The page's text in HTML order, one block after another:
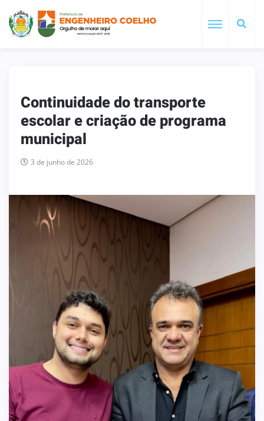
Continuidade do transporte
escolar e criação de programa
municipal
3 de junho de 2026